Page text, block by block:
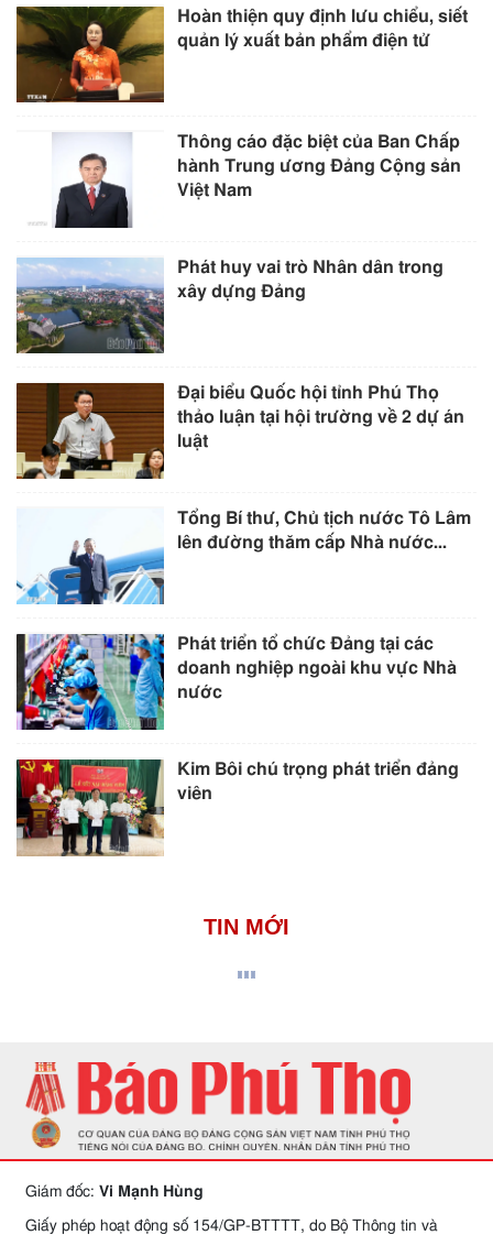
Hoàn thiện quy định lưu chiểu, siết
quản lý xuất bản phẩm điện tử
Thông cáo đặc biệt của Ban Chấp
hành Trung ương Đảng Cộng sản
Việt Nam
Phát huy vai trò Nhân dân trong
xây dựng Đảng
Đại biểu Quốc hội tỉnh Phú Thọ
thảo luận tại hội trường về 2 dự án
luật
Tổng Bí thư, Chủ tịch nước Tô Lâm
lên đường thăm cấp Nhà nước...
Phát triển tổ chức Đảng tại các
doanh nghiệp ngoài khu vực Nhà
nước
Kim Bôi chú trọng phát triển đảng
viên
TIN MỚI
Giám đốc: Vi Mạnh Hùng
Giấy phép hoạt động số 154/GP-BTTTT, do Bộ Thông tin và